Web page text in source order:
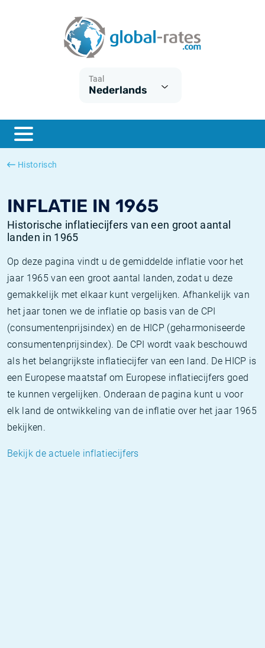
Taal
Nederlands
Historisch
INFLATIE IN 1965
Historische inflatiecijfers van een groot aantal
landen in 1965
Op deze pagina vindt u de gemiddelde inflatie voor het
jaar 1965 van een groot aantal landen, zodat u deze
gemakkelijk met elkaar kunt vergelijken. Afhankelijk van
het jaar tonen we de inflatie op basis van de CPI
(consumentenprijsindex) en de HICP (geharmoniseerde
consumentenprijsindex). De CPI wordt vaak beschouwd
als het belangrijkste inflatiecijfer van een land. De HICP is
een Europese maatstaf om Europese inflatiecijfers goed
te kunnen vergelijken. Onderaan de pagina kunt u voor
elk land de ontwikkeling van de inflatie over het jaar 1965
bekijken.
Bekijk de actuele inflatiecijfers
ESTER
SONIA
Wat is CPI inflatie?
Wat is HICP inflatie?
Nederlandse inflatie - CPI
Amerikaanse inflatie - CPI
Euribor historie
SOFR historie
TONAR historie
Inflatiecalculator